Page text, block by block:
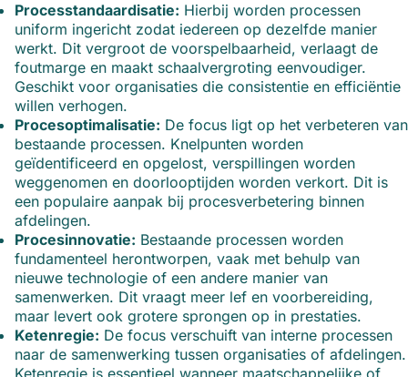
Processtandaardisatie: Hierbij worden processen
uniform ingericht zodat iedereen op dezelfde manier
werkt. Dit vergroot de voorspelbaarheid, verlaagt de
foutmarge en maakt schaalvergroting eenvoudiger.
Geschikt voor organisaties die consistentie en efficiëntie
willen verhogen.
Procesoptimalisatie: De focus ligt op het verbeteren van
bestaande processen. Knelpunten worden
geïdentificeerd en opgelost, verspillingen worden
weggenomen en doorlooptijden worden verkort. Dit is
een populaire aanpak bij procesverbetering binnen
afdelingen.
Procesinnovatie: Bestaande processen worden
fundamenteel herontworpen, vaak met behulp van
nieuwe technologie of een andere manier van
samenwerken. Dit vraagt meer lef en voorbereiding,
maar levert ook grotere sprongen op in prestaties.
Ketenregie: De focus verschuift van interne processen
naar de samenwerking tussen organisaties of afdelingen.